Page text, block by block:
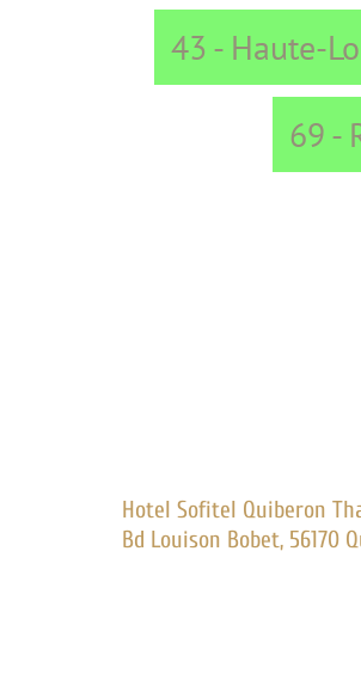
43 - Haute-Loire
69 - Rhone
Hotel Sofitel Quiberon Thalassa sea &
Bd Louison Bobet, 56170 Quiberon -